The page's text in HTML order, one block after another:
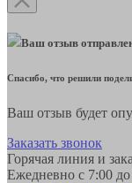
Ваш отзыв
Спасибо, что решили
Ваш отзыв будет
Заказать звонок
Горячая линия и
Ежедневно с 7:00